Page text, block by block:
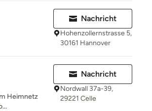
Nachricht
Hohenzollernstrasse 5,
30161 Hannover
Heimnetz
Nachricht
Nordwall 37a-39,
29221 Celle